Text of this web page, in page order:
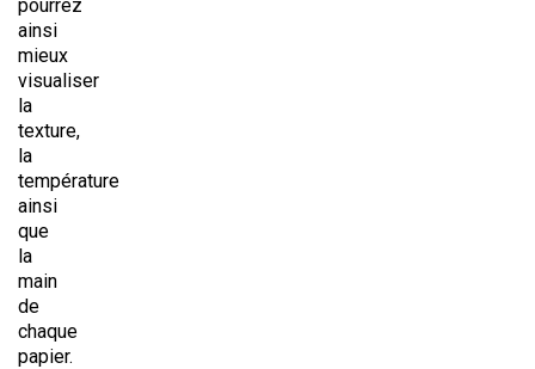
pourrez
ainsi
mieux
visualiser
la
texture,
la
température
ainsi
que
la
main
de
chaque
papier.